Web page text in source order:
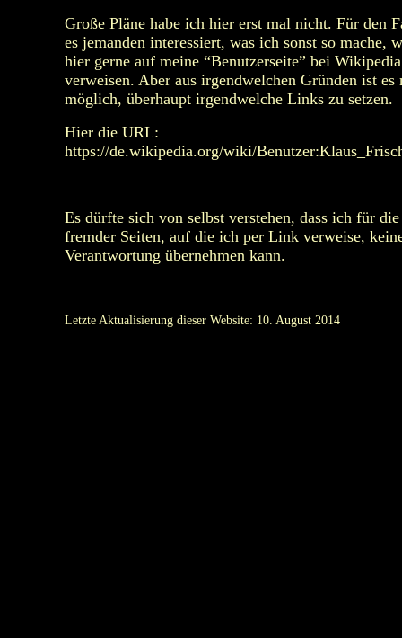
Große Pläne habe ich hier erst mal nicht. Für den
es jemanden interessiert, was ich sonst so mache,
hier gerne auf meine “Benutzerseite” bei Wikipedia
verweisen. Aber aus irgendwelchen Gründen ist
möglich, überhaupt irgendwelche Links zu setzen.
Hier die URL:
https://de.wikipedia.org/wiki/
Es dürfte sich von selbst verstehen, dass ich für
fremder Seiten, auf die ich per Link verweise,
Verantwortung übernehmen kann.
Letzte Aktualisierung dieser Website: 10. August 2014